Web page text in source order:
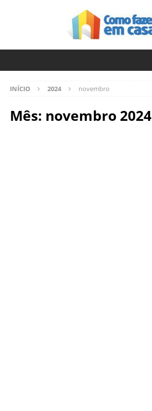
INÍCIO 2024 novembro
Mês: novembro 2024